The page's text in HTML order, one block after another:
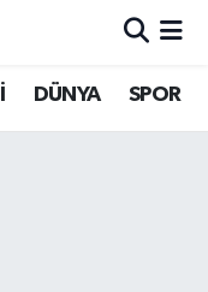
DÜNYA SPOR